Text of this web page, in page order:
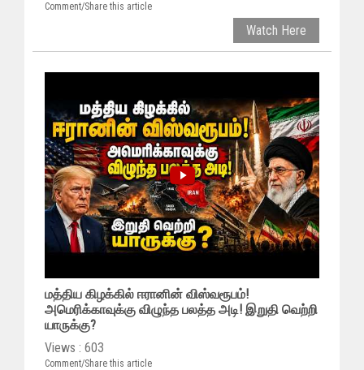
Comment/Share this article
Watch Here
மத்திய கிழக்கில் ஈரானின் விஸ்வரூபம்!
அமெரிக்காவுக்கு விழுந்த பலத்த அடி! இறுதி வெற்றி
யாருக்கு?
Views : 603
Comment/Share this article